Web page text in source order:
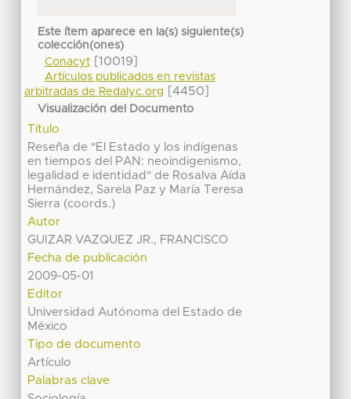
Este ítem aparece en la(s) siguiente(s)
colección(ones)
Conacyt[10019]
Artículos publicados en revistas
arbitradas de Redalyc.org
[4450]
Visualización del Documento
Título
Reseña de "El Estado y los indígenas
en tiempos del PAN: neoindigenismo,
legalidad e identidad" de Rosalva Aída
Hernández, Sarela Paz y María Teresa
Sierra (coords.)
Autor
GUIZAR VAZQUEZ JR., FRANCISCO
Fecha de publicación
2009-05-01
Editor
Universidad Autónoma del Estado de
México
Tipo de documento
Artículo
Palabras clave